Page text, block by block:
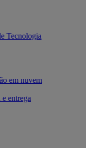
Tecnologia
em nuvem
entrega